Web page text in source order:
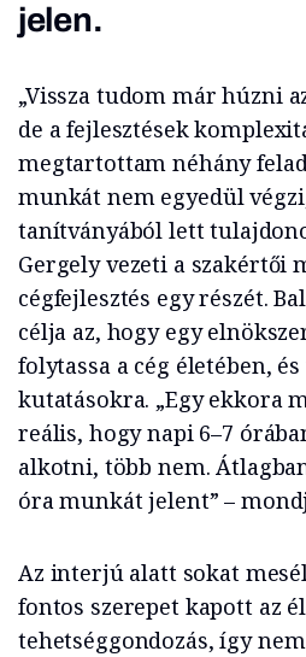
jelen.
„Vissza tudom már húzni
de a fejlesztések
megtartottam néhány
munkát nem egyedül
tanítványából lett
Gergely vezeti a szakértői
cégfejlesztés egy részét.
célja az, hogy egy
folytassa a cég életében,
kutatásokra. „Egy ekkora
reális, hogy napi 6–7
alkotni, több nem.
óra munkát jelent” –
Az interjú alatt sokat
fontos szerepet kapott az
tehetséggondozás, így